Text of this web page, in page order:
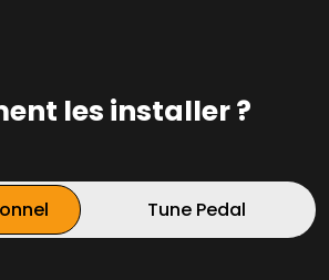
les installer ?
Tune Pedal